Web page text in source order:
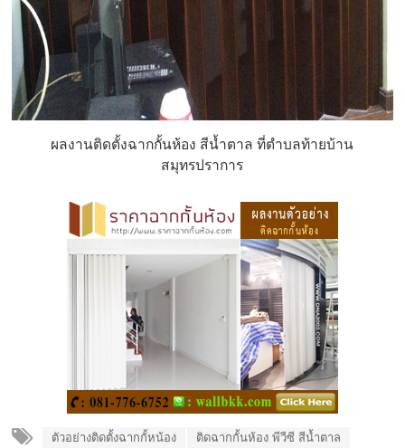
ผลงานติดตั้งฉากกั้นห้อง สีน้ำตาล ที่ตำบลท้ายบ้าน
สมุทรปราการ
ตัวอย่างติดตั้งฉากกั้หน้อง
ติดฉากกั้นห้อง พีวีซี สีน้ำตาล